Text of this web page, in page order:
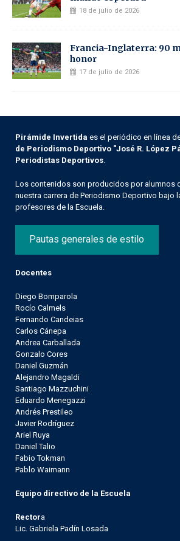
18 de julio de 2026
Francia-Inglaterra: 90
honor
17 de julio de 2026
Pirámide Invertida es el periódico en línea
de Periodismo Deportivo "José R. López
Periodistas Deportivos
Los contenidos son producidos por alumnos
nuestra carrera de Periodismo Deportivo bajo
profesores de la Escuela.
Pautas generales de estilo
Docentes
Diego Bomparola
Rocío Calmels
Fernando Candeias
Carlos Cánepa
Andrea Carballada
Gonzalo Cores
Daniel Guzmán
Alejandro Magaldi
Santiago Mazzuchini
Eduardo Menegazzi
Andrés Prestileo
Javier Rodríguez
Ariel Ruya
Daniel Talio
Fabio Tokman
Pablo Waimann
Equipo directivo de la Escuela
Rectora
Lic. Gabriela Padín Losada